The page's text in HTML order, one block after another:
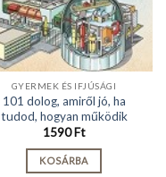
GYERMEK ÉS IFJÚSÁGI
101 dolog, amiről jó, ha
tudod, hogyan működik
1590Ft
KOSÁRBA